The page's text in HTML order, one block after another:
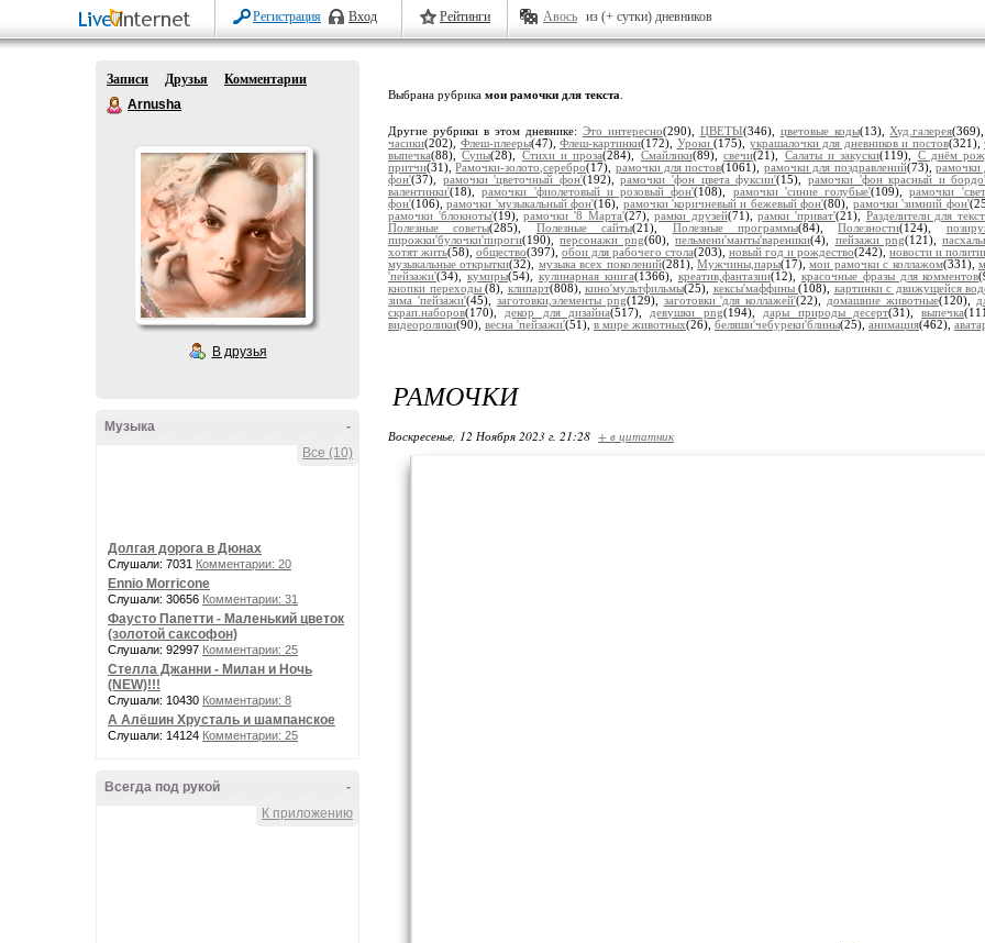
Регистрация Вход Рейтинги Авось из (+ сутки) дневников
Записи Друзья
Комментарии
Arnusha
В друзья
-
Музыка
Все (10)
Долгая дорога в Дюнах
Слушали: 7031 Комментарии: 20
Ennio Morricone
Слушали: 30656 Комментарии: 31
Фаусто Папетти - Маленький цветок
(золотой саксофон)
Слушали: 92997 Комментарии: 25
Стелла Джанни - Милан и Ночь
(NEW)!!!
Слушали: 10430 Комментарии: 8
А Алёшин Хрусталь и шампанское
Слушали: 14124 Комментарии: 25
-
Всегда под рукой
К приложению
Выбрана рубрика мои рамочки для текста
Другие рубрики в этом дневнике: Это интересно(290), ЦВЕТЫ(346), цветовые коды(13),Худ.галерея
часики(202), Флеш-плееры(47), Флеш-картинки(172), Уроки (175), украшалочки для дневников и постов(321),
выпечка(88),Супы(28), Стихи и проза(284), Смайлики(89),свечи(21), Салаты и закуски(119), С днём
притчи(31),Рамочки-золото,серебро(17), рамочки для постов(1061), рамочки для поздравлений(73), рамочки
фон'(37), рамочки 'цветочный фон'(192),рамочки 'фон цвета фуксии'(15), рамочки 'фон красный и
валентинки'(18),рамочки 'фиолетовый и розовый фон'(108), рамочки 'синие голубые'(109),рамочки
фон'(106),рамочки 'музыкальный фон'(16), рамочки 'коричневый и бежевый фон'(80), рамочки 'зимний фон'
рамочки 'блокноты'(19),рамочки '8 Марта'(27),рамки друзей(71),рамки 'приват'(21), Разделители для
Полезные советы(285), Полезные сайты(21), Полезные программы(84),Полезности(124),
пирожки'булочки'пироги(190),персонажи png(60),пельмени'манты'вареники(4), пейзажи png(121),
хотят жить(58), общество(397), обои для рабочего стола(203), новый год и рождество(242), новости и
музыкальные открытки(32), музыка всех поколений(281),Мужчины,пары(17),мои рамочки с коллажом(331),
'пейзажи'(34), кумиры(54), кулинарная книга(1366), креатив,фантазии(12), красочные фразы для комментов
кнопки переходы (8), клипарт(808), кино'мультфильмы(25), кексы'маффины (108), картинки с движущейся
зима 'пейзажи'(45), заготовки,элементы png(129), заготовки 'для коллажей'(22), домашние животные(120),
скрап.наборов(170), декор для дизайна(517), девушки png(194), дары природы десерт(31),выпечка
видеоролики(90), весна 'пейзажи'(51), в мире животных(26), беляши'чебуреки'блины(25), анимация(462),
РАМОЧКИ
Воскресенье, 12 Ноября 2023 г. 21:28 + в цитатник